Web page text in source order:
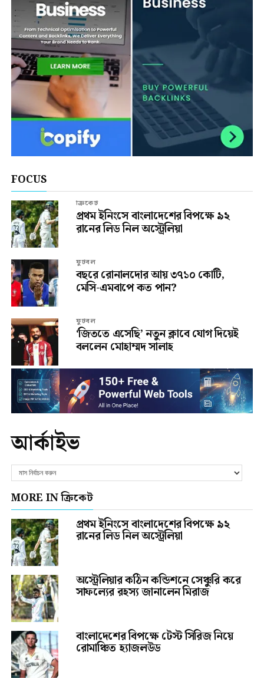
FOCUS
ক্রিকেট
প্রথম ইনিংসে বাংলাদেশের বিপক্ষে ৯২
রানের লিড নিল অস্ট্রেলিয়া
ফুটবল
বছরে রোনালদোর আয় ৩৭১০ কোটি,
মেসি-এমবাপে কত পান?
ফুটবল
‘জিততে এসেছি’ নতুন ক্লাবে যোগ দিয়েই
বললেন মোহাম্মদ সালাহ
আর্কাইভ
MORE IN ক্রিকেট
প্রথম ইনিংসে বাংলাদেশের বিপক্ষে ৯২
রানের লিড নিল অস্ট্রেলিয়া
অস্ট্রেলিয়ার কঠিন কন্ডিশনে সেঞ্চুরি করে
সাফল্যের রহস্য জানালেন মিরাজ
বাংলাদেশের বিপক্ষে টেস্ট সিরিজ নিয়ে
রোমাঞ্চিত হ্যাজলউড